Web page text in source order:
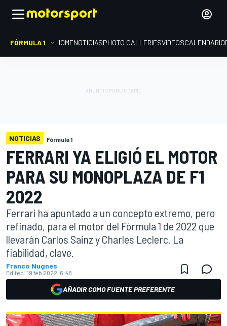
FÓRMULA 1 HOMENOTICIASPHOTO GALLERIESVIDEOSCALENDARIO
NOTICIAS Fórmula 1
FERRARI YA ELIGIÓ EL MOTOR
PARA SU MONOPLAZA DE F1
2022
Ferrari ha apuntado a un concepto extremo, pero
refinado, para el motor del Fórmula 1 de 2022 que
llevarán Carlos Sainz y Charles Leclerc. La
fiabilidad, clave.
Franco Nugnes
Edited: 19 feb 2022, 6:48
AÑADIR COMO FUENTE PREFERENTE